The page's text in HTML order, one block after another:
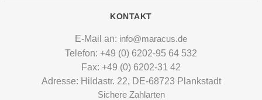
KONTAKT
E-Mail an: info@maracus.de
Telefon: +49 (0) 6202-95 64 532
Fax: +49 (0) 6202-31 42
Adresse: Hildastr. 22, DE-68723 Plankstadt
Sichere Zahlarten